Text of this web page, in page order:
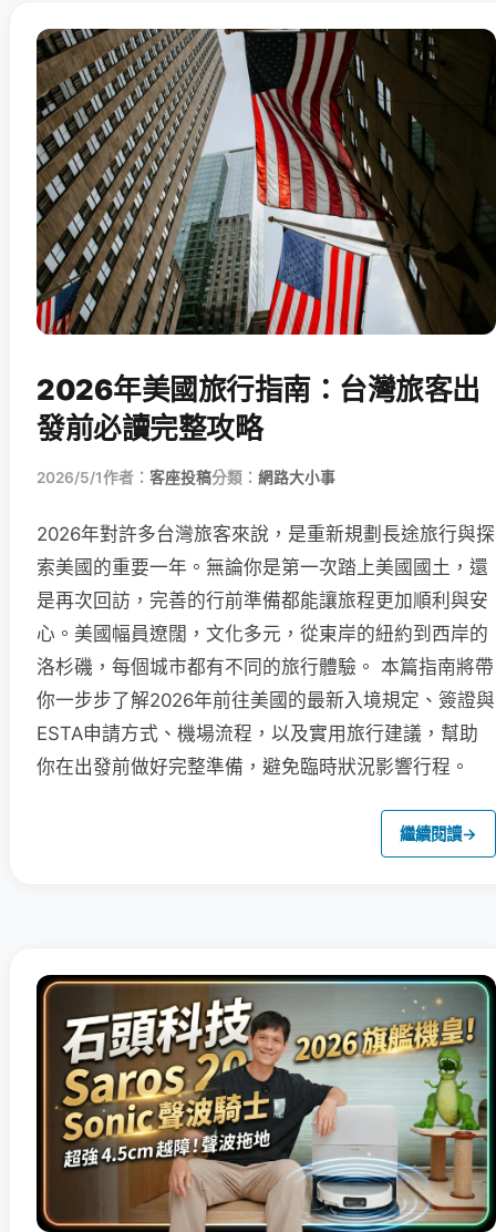
2026年美國旅行指南：台灣旅客出
發前必讀完整攻略
2026/5/1作者： 客座投稿分類： 網路大小事
2026年對許多台灣旅客來說，是重新規劃長途旅行與探
索美國的重要一年。無論你是第一次踏上美國國土，還
是再次回訪，完善的行前準備都能讓旅程更加順利與安
心。美國幅員遼闊，文化多元，從東岸的紐約到西岸的
洛杉磯，每個城市都有不同的旅行體驗。 本篇指南將帶
你一步步了解2026年前往美國的最新入境規定、簽證與
ESTA申請方式、機場流程，以及實用旅行建議，幫助
你在出發前做好完整準備，避免臨時狀況影響行程。
繼續閱讀→